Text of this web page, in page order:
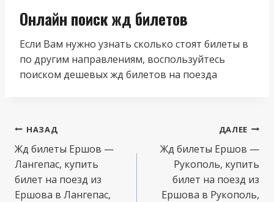
Онлайн поиск жд билетов
Если Вам нужно узнать сколько стоят билеты в
по другим направлениям, воспользуйтесь
поиском дешевых жд билетов на поезда
Навигация
по
записям
НАЗАД
Жд билеты Ершов —
Лангепас, купить
билет на поезд из
Ершова в Лангепас,
ДАЛЕЕ
Жд билеты Ершов —
Рукополь, купить
билет на поезд из
Ершова в Рукополь,